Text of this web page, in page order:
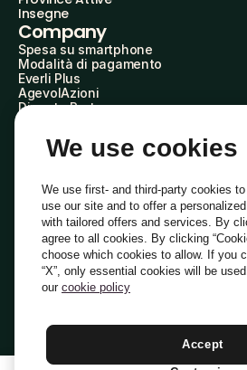
Insegne
Company
Spesa su smartphone
Modalità di pagamento
Everli Plus
AgevolAzioni
Diventa Partner
Everli Shoppers
About Us
Everli News
Domande frequenti
Lavora con noi
Diventa Shopper
Investitori
PrivacyCookie
Termini e Condizioni
Indirizzo PEC: everli@pec.it - indirizzo
Italiano
We use cookies
We use first- and third-party cookies
use our site and to offer a
with tailored offers and services. By
agree to all cookies. By clicking
choose which cookies to allow. If you
“X”, only essential cookies will be
our cookie policy
Accept